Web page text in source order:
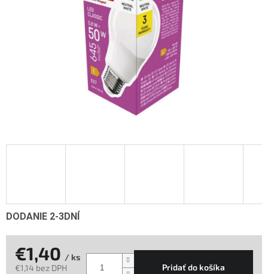
DODANIE 2-3DNÍ
€1,40 / ks
€1,14 bez DPH
Pridať do košíka